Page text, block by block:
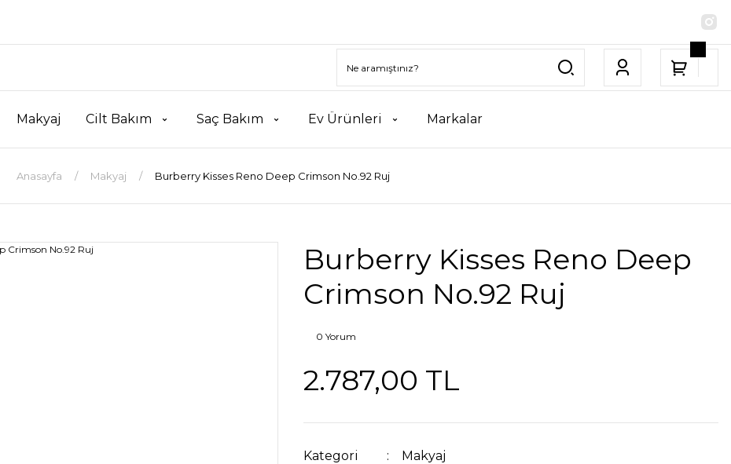
Makyaj Cilt Bakım Saç Bakım Ev Ürünleri Markalar
Anasayfa Makyaj Burberry Kisses Reno Deep Crimson No.92 Ruj
Burberry Kisses Reno Deep
Crimson No.92 Ruj
0 Yorum
2.787,00 TL
Kategori
Makyaj